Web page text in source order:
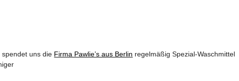
spendet uns die Firma Pawlie’s aus Berlin regelmäßig Spezial-Waschmittel